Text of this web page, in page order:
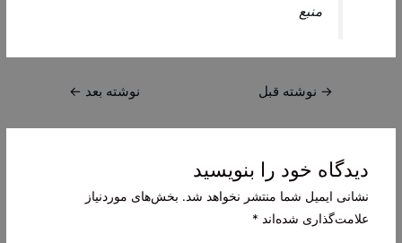
منبع
راهبری
→ نوشته قبل نوشته بعد ←
دیدگاه‌ خود را بنویسید
نشانی ایمیل شما منتشر نخواهد شد. بخش‌های موردنیاز
علامت‌گذاری شده‌اند *